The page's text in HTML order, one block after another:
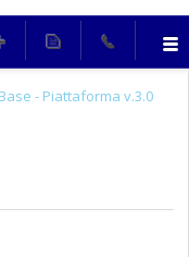
- Piattaforma v.3.0